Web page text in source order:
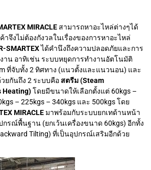
MIRACLE สามารถหาอะไหล่ต่างๆได้
าจึงไม่ต้องกังวลในเรื่องของการหาอะไหล่
SMARTEXได้คำนึงถึงความปลอดภัยและการ
าน อาทิเช่น ระบบหยุดการทำงานอัตโนมัติ
ที่จับทั้ง 2 ทิศทาง (แนวตั้งและแนวนอน) และ
ยกันถึง 2 ระบบคือ สตรีม(Steam
Heating)โดยมีขนาดให้เลือกตั้งแต่ 60kgs –
– 225kgs – 340kgs และ 500kgs โดย
MIRACLEมาพร้อมกับระบบยกเทด้านหน้า
กรณ์พื้นฐาน (ยกเว้นเครื่องขนาด 60kgs) อีกทั้ง
Tilting) ที่เป็นอุปกรณ์เสริมอีกด้วย